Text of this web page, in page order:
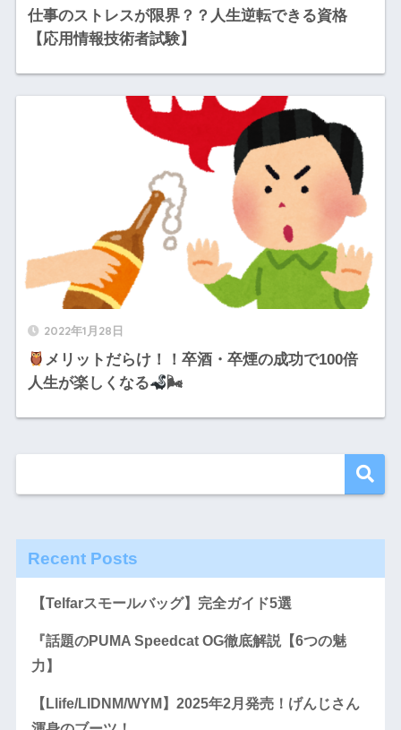
仕事のストレスが限界？？人生逆転できる資格
【応用情報技術者試験】
2022年1月28日
メリットだらけ！！卒酒・卒煙の成功で100倍
人生が楽しくなる
🌬
Recent Posts
【Telfarスモールバッグ】完全ガイド5選
『話題のPUMA Speedcat OG徹底解説【6つの魅
力】
【Llife/LIDNM/WYM】2025年2月発売！げんじさん